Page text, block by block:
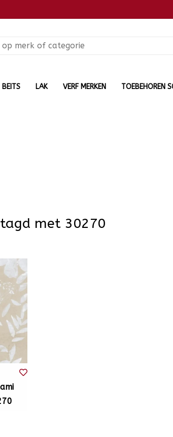
BEITS LAK VERF MERKEN TOEBEHOREN
met 30270